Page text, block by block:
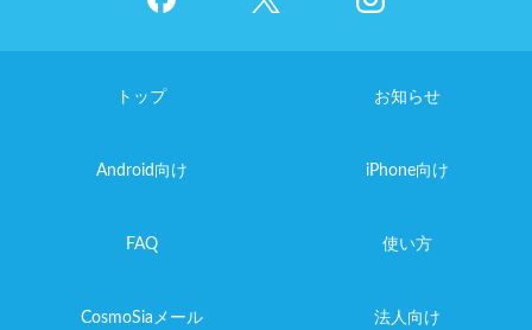
トップ お知らせ
Android向け iPhone向け
FAQ 使い方
CosmoSiaメール 法人向け